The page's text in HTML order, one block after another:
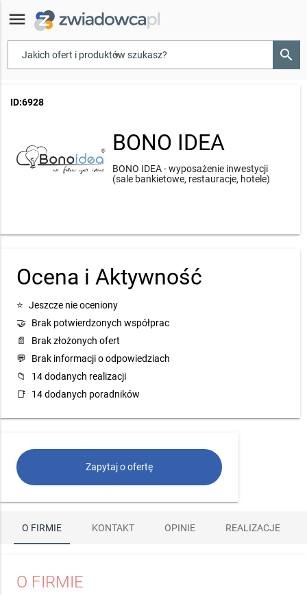
menu
▾ search
ID:6928
BONO IDEA
BONO IDEA - wyposażenie inwestycji
(sale bankietowe, restauracje, hotele)
Ocena i Aktywność
⭐ Jeszcze nie oceniony
🤝 Brak potwierdzonych współprac
📄
Brak złożonych ofert
💬
Brak informacji o odpowiedziach
📁
14 dodanych realizacji
📑
14 dodanych poradników
Zapytaj o ofertę
O FIRMIE KONTAKT OPINIE REALIZACJE
O FIRMIE